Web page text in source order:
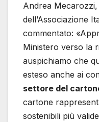
Andrea Mecarozzi,
dell’Associazione
commentato:
Ministero verso la
auspichiamo che
esteso anche ai
settore del
cartone
sostenibili più